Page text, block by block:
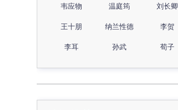
韦应物 温庭筠 刘长卿
王十朋 纳兰性德 李贺
李耳 孙武 荀子